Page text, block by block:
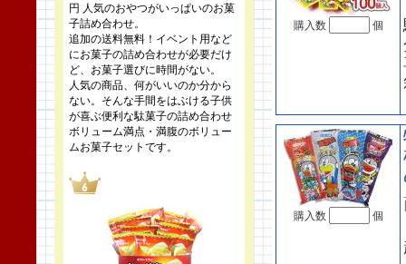
円 人気のおやつがいっぱいのお菓
子詰め合わせ。
追加の送料無料！イベント用など
にお菓子の詰め合わせが必要だけ
ど、お菓子選びに時間がない。
人気の商品、何がいいのか分から
ない。そんな手間をはぶける子供
が喜ぶ便利な駄菓子の詰め合わせ
ボリューム満点・満腹のボリュー
ムお菓子セットです。
購入数 個
購入数 個